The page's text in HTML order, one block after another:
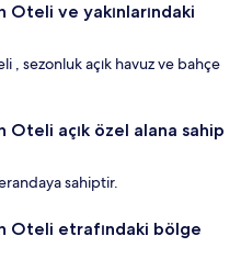
ve yakınlarındaki
, sezonluk açık havuz ve bahçe
Oteli açık özel alana sahip
sahiptir.
Oteli etrafındaki bölge